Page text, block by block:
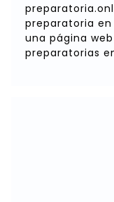
preparatoria
una página
preparatorias